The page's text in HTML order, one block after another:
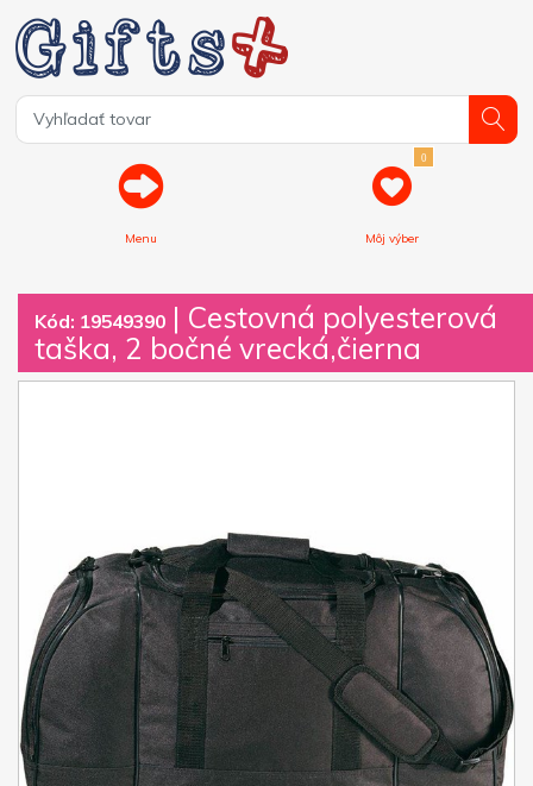
Menu
0
Môj výber
Kód: 19549390 | Cestovná polyesterová
taška, 2 bočné vrecká,čierna